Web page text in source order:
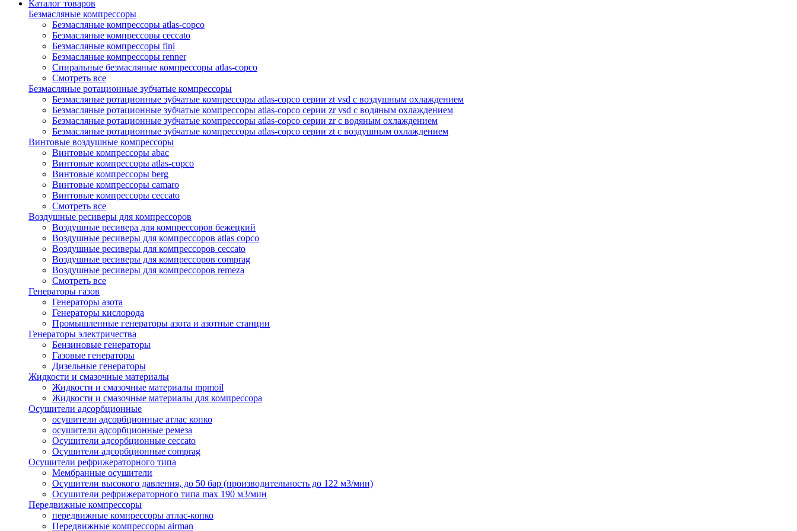
Каталог товаров
Безмасляные компрессоры
Безмасляные компрессоры atlas-copco
Безмасляные компрессоры ceccato
Безмасляные компрессоры fini
Безмасляные компрессоры renner
Спиральные безмасляные компрессоры atlas-copco
Смотреть все
Безмасляные ротационные зубчатые компрессоры
Безмасляные ротационные зубчатые компрессоры atlas-copco серии zt vsd с воздушным охлаждением
Безмасляные ротационные зубчатые компрессоры atlas-copco серии zr vsd с водяным охлаждением
Безмасляные ротационные зубчатые компрессоры atlas-copco серии zr с водяным охлаждением
Безмасляные ротационные зубчатые компрессоры atlas-copco серии zt с воздушным охлаждением
Винтовые воздушные компрессоры
Винтовые компрессоры abac
Винтовые компрессоры atlas-copco
Винтовые компрессоры berg
Винтовые компрессоры camaro
Винтовые компрессоры ceccato
Смотреть все
Воздушные ресиверы для компрессоров
Воздушные ресивера для компрессоров бежецкий
Воздушные ресиверы для компрессоров atlas copco
Воздушные ресиверы для компрессоров ceccato
Воздушные ресиверы для компрессоров comprag
Воздушные ресиверы для компрессоров remeza
Смотреть все
Генераторы газов
Генераторы азота
Генераторы кислорода
Промышленные генераторы азота и азотные станции
Генераторы электричества
Бензиновые генераторы
Газовые генераторы
Дизельные генераторы
Жидкости и смазочные материалы
Жидкости и смазочные материалы mpmoil
Жидкости и смазочные материалы для компрессора
Осушители адсорбционные
осушители адсорбционные атлас копко
осушители адсорбционные ремеза
Осушители адсорбционные ceccato
Осушители адсорбционные comprag
Осушители рефрижераторного типа
Мембранные осушители
Осушители высокого давления, до 50 бар (производительность до 122 м3/мин)
Осушители рефрижераторного типа max 190 м3/мин
Передвижные компрессоры
передвижные компрессоры атлас-копко
Передвижные компрессоры airman